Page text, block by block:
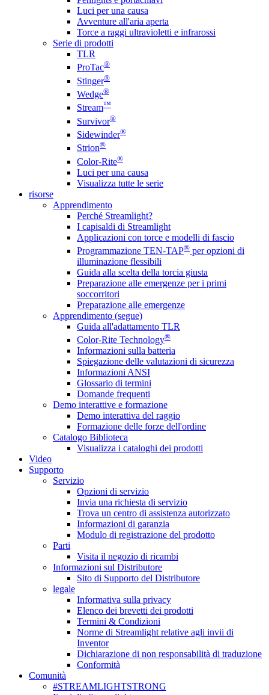
Luci per una causa
Avventure all'aria aperta
Torce a raggi ultravioletti e infrarossi
Serie di prodotti
TLR
ProTac®
Stinger®
Wedge®
Stream™
Survivor®
Sidewinder®
Strion®
Color-Rite®
Luci per una causa
Visualizza tutte le serie
risorse
Apprendimento
Perché Streamlight?
I capisaldi di Streamlight
Applicazioni con torce e modelli di fascio
Programmazione TEN-TAP® per opzioni di
illuminazione flessibili
Guida alla scelta della torcia giusta
Preparazione alle emergenze per i primi
soccorritori
Preparazione alle emergenze
Apprendimento (segue)
Guida all'adattamento TLR
Color-Rite Technology®
Informazioni sulla batteria
Spiegazione delle valutazioni di sicurezza
Informazioni ANSI
Glossario di termini
Domande frequenti
Demo interattive e formazione
Demo interattiva del raggio
Formazione delle forze dell'ordine
Catalogo Biblioteca
Visualizza i cataloghi dei prodotti
Video
Supporto
Servizio
Opzioni di servizio
Invia una richiesta di servizio
Trova un centro di assistenza autorizzato
Informazioni di garanzia
Modulo di registrazione del prodotto
Parti
Visita il negozio di ricambi
Informazioni sul Distributore
Sito di Supporto del Distributore
legale
Informativa sulla privacy
Elenco dei brevetti dei prodotti
Termini & Condizioni
Norme di Streamlight relative agli invii di
Inventor
Dichiarazione di non responsabilità di traduzione
Conformità
Comunità
#STREAMLIGHTSTRONG